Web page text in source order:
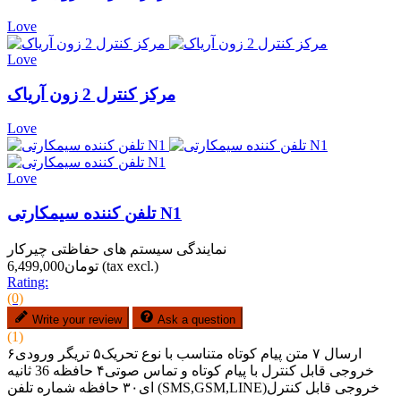
Love
Love
مرکز کنترل 2 زون آریاک
Love
Love
تلفن کننده سیمکارتی N1
نمایندگی سیستم های حفاظتی چیرکار
تومان6,499,000 (tax excl.)
Rating:
(0)
Write your review Ask a question
(1)
ارسال ۷ متن پیام کوتاه متناسب با نوع تحریک۵ تریگر ورودی۶
خروجی قابل کنترل با پیام کوتاه و تماس صوتی۴ حافظه 36 ثانیه
ای۳۰ حافظه شماره تلفن (SMS,GSM,LINE)خروجی قابل کنترل